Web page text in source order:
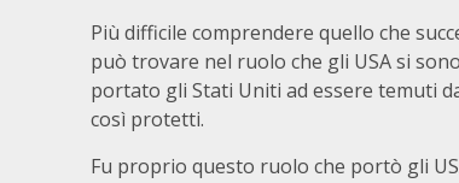
Più difficile comprendere quello che
può trovare nel ruolo che gli USA si
portato gli Stati Uniti ad essere temuti
così protetti.
Fu proprio questo ruolo che portò gli